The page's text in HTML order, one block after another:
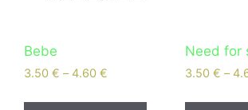
Bebe
3.50 € – 4.60 €
Need for
3.50 € –